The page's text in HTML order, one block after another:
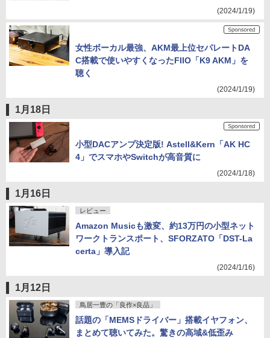
(2024/1/19)
女性ボーカル最強、AKM最上位セパレートDA
C搭載で使いやすくなったFIIO「K9 AKM」を
聴く
(2024/1/19)
1月18日
小型DACアンプ決定版! Astell&Kern「AK HC
4」でスマホやSwitchが高音質に
(2024/1/18)
1月16日
レビュー
Amazon Musicも激変、約13万円の小型ネット
ワークトランスポート、SFORZATO「DST-La
certa」導入記
(2024/1/16)
1月12日
鳥居一豊の「良作×良品」
話題の「MEMSドライバー」搭載イヤフォン、
まとめて聴いてみた。驚きの高域&低歪み